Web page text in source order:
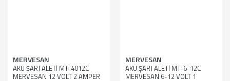
MERVESAN
AKÜ ŞARJ ALETİ MT-4012C
MERVESAN 12 VOLT 2 AMPER
MERVESAN
AKÜ ŞARJ ALETİ MT-6-12C
MERVESAN 6-12 VOLT 1